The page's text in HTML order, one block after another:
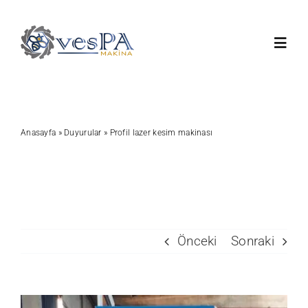
content
Anasayfa » Duyurular » Profil lazer kesim makinası
Önceki Sonraki